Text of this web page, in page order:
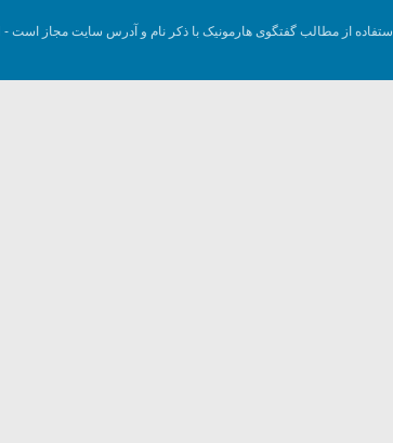
استفاده از مطالب گفتگوی هارمونیک با ذکر نام و آدرس سایت مجاز است -